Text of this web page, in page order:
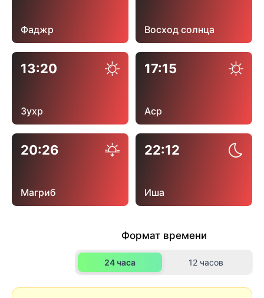
Фаджр Восход солнца
13:20
Зухр
17:15
Аср
20:26
Магриб
22:12
Иша
Формат времени
24 часа 12 часов